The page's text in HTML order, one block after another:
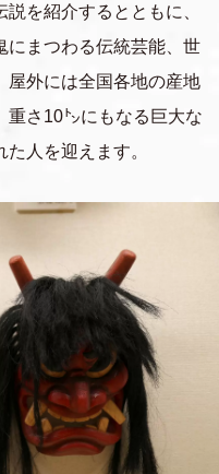
を紹介するとともに、
にまつわる伝統芸能、世
屋外には全国各地の産地
重さ10㌧にもなる巨大な
人を迎えます。